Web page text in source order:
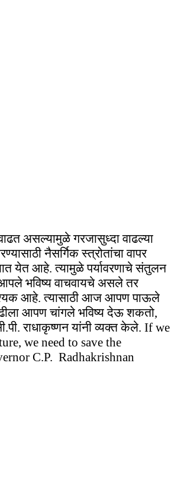
असल्यामुळे गरजासुध्दा वाढल्या
नैसर्गिक स्त्रोतांचा वापर
येत आहे. त्यामुळे पर्यावरणाचे संतुलन
भविष्य वाचवायचे असले तर
आहे. त्यासाठी आज आपण पाऊले
आपण चांगले भविष्य देऊ शकतो,
राधाकृष्णन यांनी व्यक्त केले. If we
we need to save the
C.P. Radhakrishnan